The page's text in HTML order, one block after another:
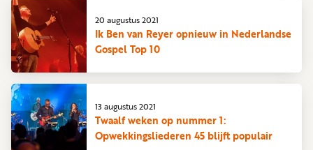
Ik Ben van Reyer opnieuw in Nederlandse
Gospel Top 10
20 augustus 2021
Twaalf weken op nummer 1:
Opwekkingsliederen 45 blijft populair
13 augustus 2021